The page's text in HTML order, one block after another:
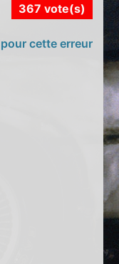
367 vote(s)
cette erreur